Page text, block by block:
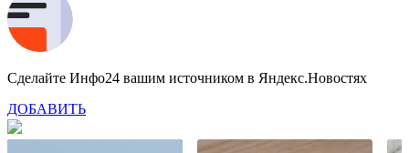
Сделайте Инфо24 вашим источником в Яндекс.Новостях
ДОБАВИТЬ